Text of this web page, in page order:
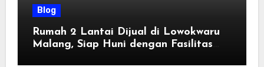
Blog
Rumah 2 Lantai Dijual di Lowokwaru
Malang, Siap Huni dengan Fasilitas